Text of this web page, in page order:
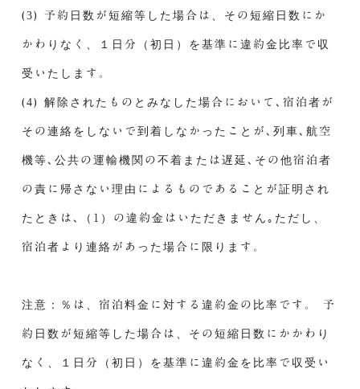
(3) 予約日数が短縮等した場合は、その短縮日数にか
かわりなく、１日分（初日）を基準に違約金比率で収
受いたします。
(4) 解除されたものとみなした場合において､宿泊者が
その連絡をしないで到着しなかったことが､列車､航空
機等､公共の運輸機関の不着または遅延､その他宿泊者
の責に帰さない理由によるものであることが証明され
たときは､（1）の違約金はいただきません｡ただし、
宿泊者より連絡があった場合に限ります。
注意：％は、宿泊料金に対する違約金の比率です。 予
約日数が短縮等した場合は、その短縮日数にかかわり
なく、１日分（初日）を基準に違約金を比率で収受い